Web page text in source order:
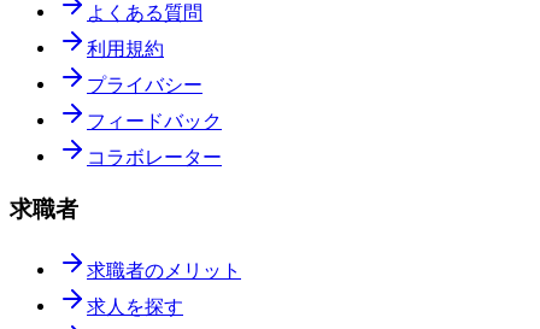
よくある質問
利用規約
プライバシー
フィードバック
コラボレーター
求職者
求職者のメリット
求人を探す